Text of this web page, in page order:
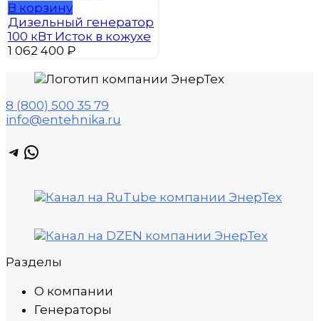
В корзину
Дизельный генератор
100 кВт Исток в кожухе
1 062 400 ₽
8 (800) 500 35 79
info@entehnika.ru
Telegram
WhatsApp
Разделы
О компании
Генераторы